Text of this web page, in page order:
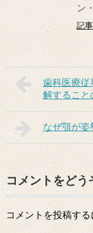
ン
記
歯科医療従
解すること
なぜ顎が姿
コメントをどう
コメントを投稿する